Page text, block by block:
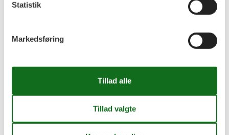
Vækkeur
Tysk nedenfor, eller se den maskinoversatte tekst på
Appartements Haus Olympia, Apartment A für bis zu 4
Personen
Statistik
Markedsføring